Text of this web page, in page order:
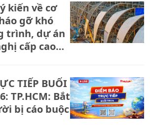
kiến về cơ
gỡ khó
trình, dự án
cấp cao
TIẾP BUỔI
TP.HCM: Bắt
bị cáo buộc